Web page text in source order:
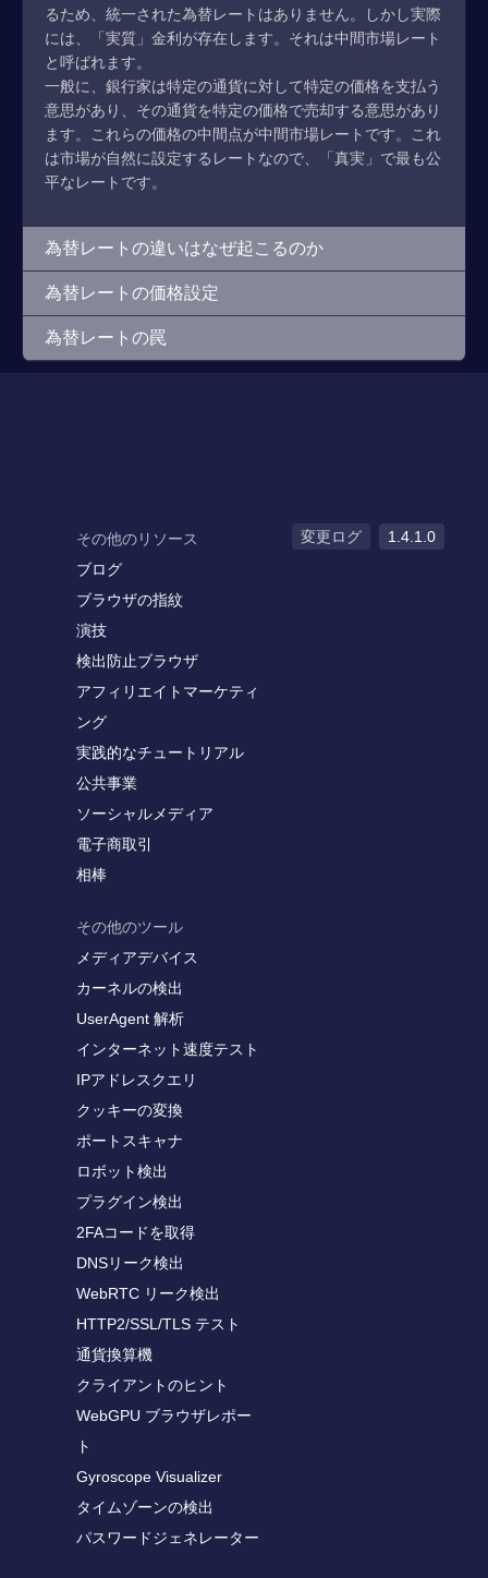
るため、統一された為替レートはありません。しかし実際
には、「実質」金利が存在します。それは中間市場レート
と呼ばれます。
一般に、銀行家は特定の通貨に対して特定の価格を支払う
意思があり、その通貨を特定の価格で売却する意思があり
ます。これらの価格の中間点が中間市場レートです。これ
は市場が自然に設定するレートなので、「真実」で最も公
平なレートです。
為替レートの違いはなぜ起こるのか
為替レートの価格設定
為替レートの罠
その他のリソース
ブログ
ブラウザの指紋
演技
検出防止ブラウザ
アフィリエイトマーケティ
ング
実践的なチュートリアル
公共事業
ソーシャルメディア
電子商取引
相棒
その他のツール
メディアデバイス
カーネルの検出
UserAgent 解析
インターネット速度テスト
IPアドレスクエリ
クッキーの変換
ポートスキャナ
ロボット検出
プラグイン検出
2FAコードを取得
DNSリーク検出
WebRTC リーク検出
HTTP2/SSL/TLS テスト
通貨換算機
クライアントのヒント
WebGPU ブラウザレポー
ト
Gyroscope Visualizer
タイムゾーンの検出
パスワードジェネレーター
変更ログ 1.4.1.0